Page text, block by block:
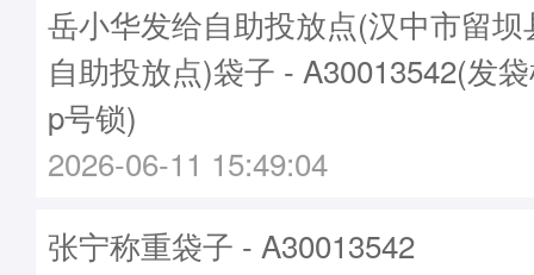
岳小华发给自助投放点(汉中市留
自助投放点)袋子 - A30013542(发
p号锁)
2026-06-11 15:49:04
张宁称重袋子 - A30013542